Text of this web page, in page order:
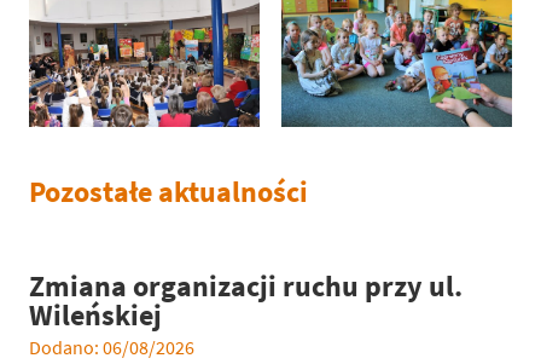
Pozostałe aktualności
Zmiana organizacji ruchu przy ul.
Wileńskiej
Dodano: 06/08/2026